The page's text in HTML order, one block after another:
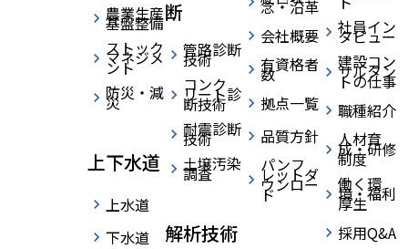
農業生産
基盤整備
ストック
マネジメ
ント
防災・減
災
上下水道
上水道
下水道
断
管路診断
技術
コンク
リート診
断技術
耐震診断
技術
土壌汚染
調査
解析技術
念・沿革
会社概要
有資格者
数
拠点一覧
品質方針
パンフ
レットダ
ウンロー
ド
社員イン
タビュー
建設コン
サルタン
トの仕事
職種紹介
人材育
成・研修
制度
働く環
境・福利
厚生
採用Q&A
INTERNSHIP
インターンシップ